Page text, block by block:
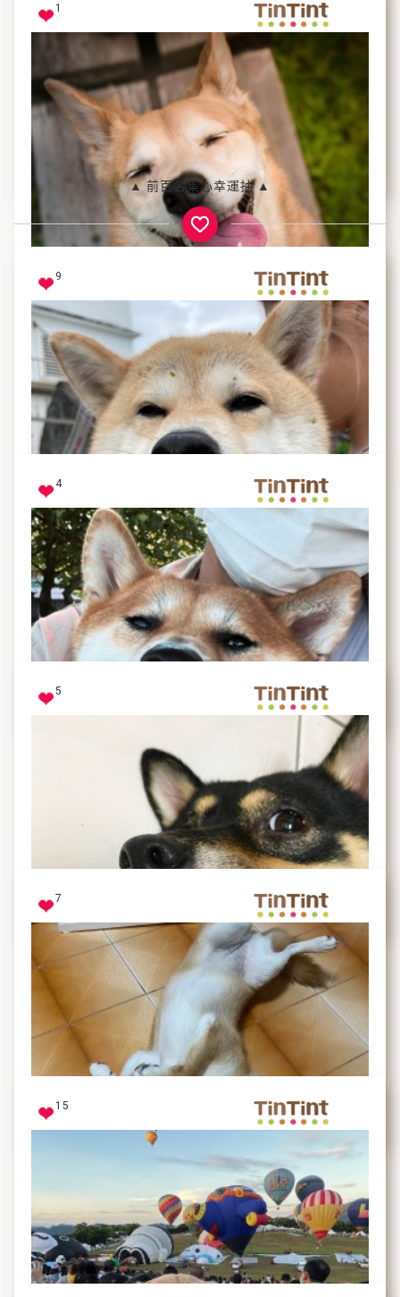
想跟著主人騎著歐兜邁去兜風啦～
我的名字叫炸雞
1
出門散步，開心到笑到眼睛看不見
球球
▲ 前百名集心幸運抽 ▲
9
完了 滿臉都是鬼針草
4
出來跑跑很累了 但是很開心捨不得閉眼休息
5
躺著拍 我也很好看
7
柴柴的招牌睡姿 從小就喜歡翻肚肚睡❤️
15